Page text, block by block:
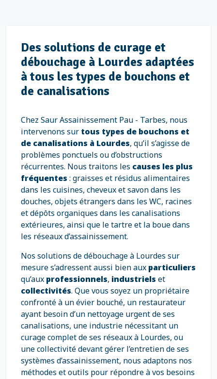
Des solutions de curage et
débouchage à Lourdes adaptées
à tous les types de bouchons et
de canalisations
Chez Saur Assainissement Pau - Tarbes, nous
intervenons sur tous types de bouchons et
de canalisations à Lourdes, qu’il s’agisse de
problèmes ponctuels ou d’obstructions
récurrentes. Nous traitons les causes les plus
fréquentes : graisses et résidus alimentaires
dans les cuisines, cheveux et savon dans les
douches, objets étrangers dans les WC, racines
et dépôts organiques dans les canalisations
extérieures, ainsi que le tartre et la boue dans
les réseaux d’assainissement.
Nos solutions de débouchage à Lourdes sur
mesure s’adressent aussi bien aux particuliers
qu’aux professionnels, industriels et
collectivités. Que vous soyez un propriétaire
confronté à un évier bouché, un restaurateur
ayant besoin d’un nettoyage urgent de ses
canalisations, une industrie nécessitant un
curage complet de ses réseaux à Lourdes, ou
une collectivité devant gérer l’entretien de ses
systèmes d’assainissement, nous adaptons nos
méthodes et outils pour répondre à vos besoins